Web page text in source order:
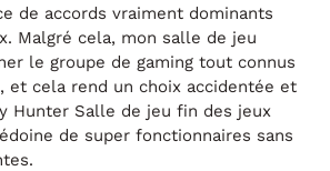
de accords vraiment dominants
Malgré cela, mon salle de jeu
le groupe de gaming tout connus
et cela rend un choix accidentée et
Hunter Salle de jeu fin des jeux
de super fonctionnaires sans